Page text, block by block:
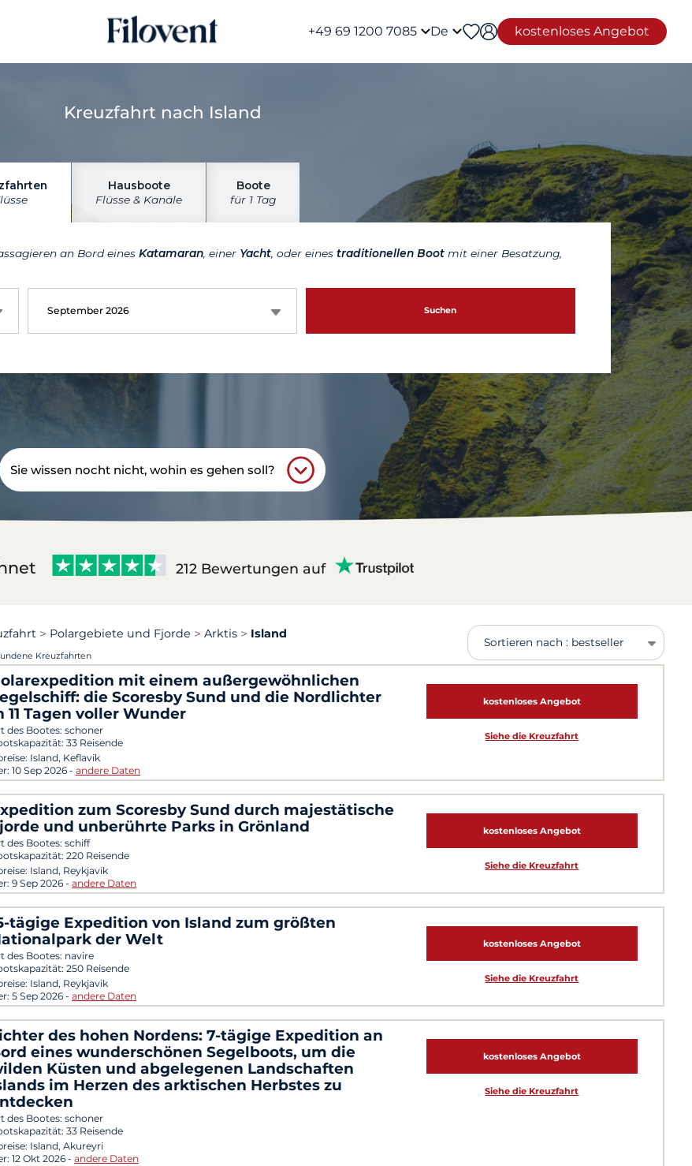
+49 69 1200 7085 De kostenloses Angebot
Kreuzfahrt nach Island
Hausboote
Flüsse & Kanäle
Boote
für 1 Tag
an Bord eines Katamaran , einer Yacht , oder eines traditionellen Boot mit einer Besatzung,
September 2026 Suchen
Sie wissen nocht nicht, wohin es gehen soll?
212 Bewertungen auf
Polargebiete und Fjorde Arktis Island
Kreuzfahrten
Sortieren nach : bestseller
mit einem außergewöhnlichen
die Scoresby Sund und die Nordlichter
11 Tagen voller Wunder
des Bootes: schoner
33 Reisende
Island, Keflavik
10 Sep 2026 - andere Daten
kostenloses Angebot
Siehe die Kreuzfahrt
zum Scoresby Sund durch majestätische
und unberührte Parks in Grönland
des Bootes: schiff
220 Reisende
Island, Reykjavik
9 Sep 2026 - andere Daten
kostenloses Angebot
Siehe die Kreuzfahrt
tägige Expedition von Island zum größten
der Welt
des Bootes: navire
250 Reisende
Island, Reykjavik
5 Sep 2026 - andere Daten
kostenloses Angebot
Siehe die Kreuzfahrt
des hohen Nordens: 7-tägige Expedition an
eines wunderschönen Segelboots, um die
Küsten und abgelegenen Landschaften
im Herzen des arktischen Herbstes zu
des Bootes: schoner
33 Reisende
Island, Akureyri
12 Okt 2026 - andere Daten
kostenloses Angebot
Siehe die Kreuzfahrt